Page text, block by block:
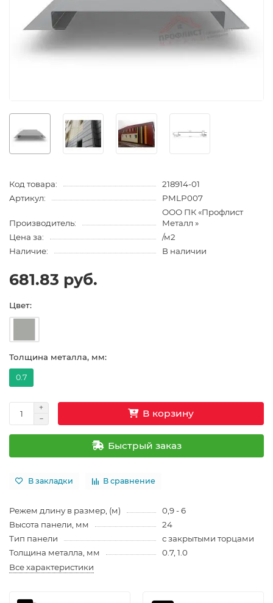
Код товара:
218914-01
Артикул:
PMLP007
Производитель:
ООО ПК «Профлист
Металл »
Цена за:
/м2
Наличие:
В наличии
681.83 руб.
Цвет:
Толщина металла, мм:
0.7
В корзину
Быстрый заказ
В закладки В сравнение
Режем длину в размер, (м)
0,9 - 6
Высота панели, мм
24
Тип панели
с закрытыми торцами
Толщина металла, мм
0.7, 1.0
Все характеристики